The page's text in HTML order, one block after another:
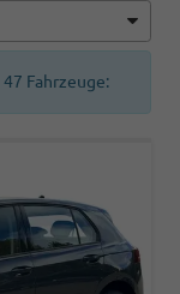
47 Fahrzeuge: